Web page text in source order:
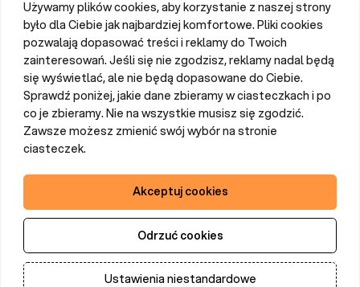
Używamy plików cookies, aby korzystanie z naszej strony
było dla Ciebie jak najbardziej komfortowe. Pliki cookies
pozwalają dopasować treści i reklamy do Twoich
zainteresowań. Jeśli się nie zgodzisz, reklamy nadal będą
się wyświetlać, ale nie będą dopasowane do Ciebie.
Sprawdź poniżej, jakie dane zbieramy w ciasteczkach i po
co je zbieramy. Nie na wszystkie musisz się zgodzić.
Zawsze możesz zmienić swój wybór na stronie
ciasteczek.
Akceptuj cookies
Odrzuć cookies
Ustawienia niestandardowe